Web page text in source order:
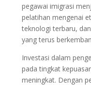
pegawai imigrasi
pelatihan mengenai
teknologi terbaru,
yang terus
Investasi dalam
pada tingkat
meningkat. Dengan